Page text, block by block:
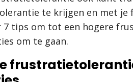
te krijgen en met je
7 tips om tot een hogere
om te gaan.